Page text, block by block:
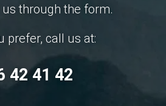
through the form.
prefer, call us at:
42 41 42